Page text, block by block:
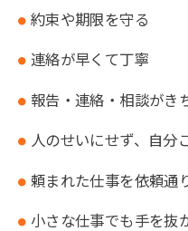
約束や期限を守る
連絡が早くて丁寧
報告・連絡・相談がき
人のせいにせず、自分
頼まれた仕事を依頼通
小さな仕事でも手を抜